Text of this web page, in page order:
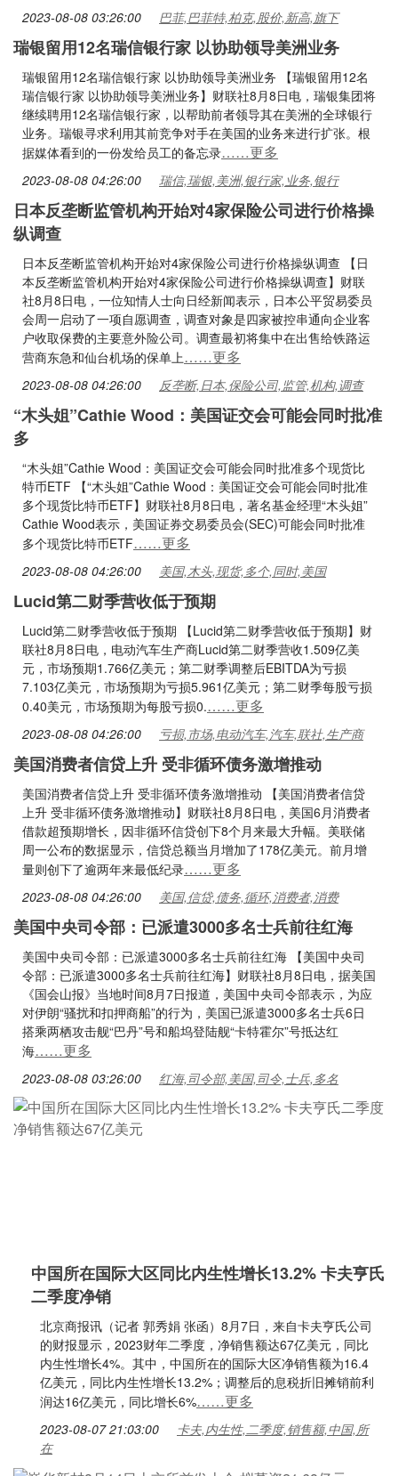
2023-08-08 03:26:00 巴菲,巴菲特,柏克,股价,新高,旗下
瑞银留用12名瑞信银行家 以协助领导美洲业务
瑞银留用12名瑞信银行家 以协助领导美洲业务 【瑞银留用12名
瑞信银行家 以协助领导美洲业务】财联社8月8日电，瑞银集团将
继续聘用12名瑞信银行家，以帮助前者领导其在美洲的全球银行
业务。瑞银寻求利用其前竞争对手在美国的业务来进行扩张。根
据媒体看到的一份发给员工的备忘录……更多
2023-08-08 04:26:00 瑞信,瑞银,美洲,银行家,业务,银行
日本反垄断监管机构开始对4家保险公司进行价格操
纵调查
日本反垄断监管机构开始对4家保险公司进行价格操纵调查 【日
本反垄断监管机构开始对4家保险公司进行价格操纵调查】财联
社8月8日电，一位知情人士向日经新闻表示，日本公平贸易委员
会周一启动了一项自愿调查，调查对象是四家被控串通向企业客
户收取保费的主要意外险公司。调查最初将集中在出售给铁路运
营商东急和仙台机场的保单上……更多
2023-08-08 04:26:00 反垄断,日本,保险公司,监管,机构,调查
“木头姐”Cathie Wood：美国证交会可能会同时批准
多
“木头姐”Cathie Wood：美国证交会可能会同时批准多个现货比
特币ETF 【“木头姐”Cathie Wood：美国证交会可能会同时批准
多个现货比特币ETF】财联社8月8日电，著名基金经理“木头姐”
Cathie Wood表示，美国证券交易委员会(SEC)可能会同时批准
多个现货比特币ETF……更多
2023-08-08 04:26:00 美国,木头,现货,多个,同时,美国
Lucid第二财季营收低于预期
Lucid第二财季营收低于预期 【Lucid第二财季营收低于预期】财
联社8月8日电，电动汽车生产商Lucid第二财季营收1.509亿美
元，市场预期1.766亿美元；第二财季调整后EBITDA为亏损
7.103亿美元，市场预期为亏损5.961亿美元；第二财季每股亏损
0.40美元，市场预期为每股亏损0.……更多
2023-08-08 04:26:00 亏损,市场,电动汽车,汽车,联社,生产商
美国消费者信贷上升 受非循环债务激增推动
美国消费者信贷上升 受非循环债务激增推动 【美国消费者信贷
上升 受非循环债务激增推动】财联社8月8日电，美国6月消费者
借款超预期增长，因非循环信贷创下8个月来最大升幅。美联储
周一公布的数据显示，信贷总额当月增加了178亿美元。前月增
量则创下了逾两年来最低纪录……更多
2023-08-08 04:26:00 美国,信贷,债务,循环,消费者,消费
美国中央司令部：已派遣3000多名士兵前往红海
美国中央司令部：已派遣3000多名士兵前往红海 【美国中央司
令部：已派遣3000多名士兵前往红海】财联社8月8日电，据美国
《国会山报》当地时间8月7日报道，美国中央司令部表示，为应
对伊朗“骚扰和扣押商船”的行为，美国已派遣3000多名士兵6日
搭乘两栖攻击舰“巴丹”号和船坞登陆舰“卡特霍尔”号抵达红
海……更多
2023-08-08 03:26:00 红海,司令部,美国,司令,士兵,多名
中国所在国际大区同比内生性增长13.2% 卡夫亨氏
二季度净销
北京商报讯（记者 郭秀娟 张函）8月7日，来自卡夫亨氏公司
的财报显示，2023财年二季度，净销售额达67亿美元，同比
内生性增长4%。其中，中国所在的国际大区净销售额为16.4
亿美元，同比内生性增长13.2%；调整后的息税折旧摊销前利
润达16亿美元，同比增长6%……更多
2023-08-07 21:03:00
卡夫,内生性,二季度,销售额,中国,所
在